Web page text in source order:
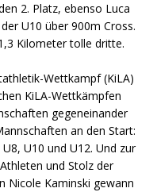
2. Platz, ebenso Luca
U10 über 900m Cross.
Kilometer tolle dritte.
Wettkampf (KiLA)
KiLA-Wettkämpfen
gegeneinander
an den Start:
U10 und U12. Und zur
und Stolz der
Nicole Kaminski gewann